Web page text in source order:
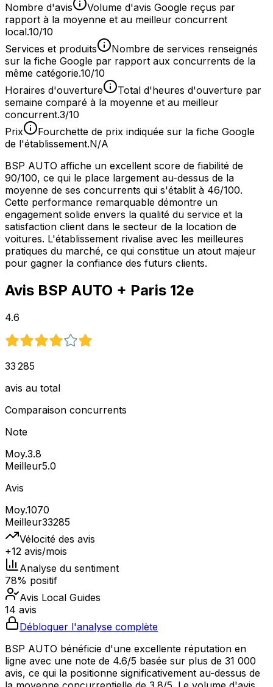
Nombre d'avis
Volume d'avis Google reçus par
rapport à la moyenne et au meilleur concurrent
local.10/10
Services et produits
Nombre de services renseignés
sur la fiche Google par rapport aux concurrents de la
même catégorie.10/10
Horaires d'ouverture
Total d'heures d'ouverture par
semaine comparé à la moyenne et au meilleur
concurrent.3/10
Prix
Fourchette de prix indiquée sur la fiche Google
de l'établissement.N/A
BSP AUTO affiche un excellent score de fiabilité de
90/100, ce qui le place largement au-dessus de la
moyenne de ses concurrents qui s'établit à 46/100.
Cette performance remarquable démontre un
engagement solide envers la qualité du service et la
satisfaction client dans le secteur de la location de
voitures. L'établissement rivalise avec les meilleures
pratiques du marché, ce qui constitue un atout majeur
pour gagner la confiance des futurs clients.
Avis BSP AUTO + Paris 12e
4.6
33 285
avis au total
Comparaison concurrents
Note
Moy.3.8
Meilleur5.0
Avis
Moy.1070
Meilleur33285
Vélocité des avis
+12 avis/mois
Analyse du sentiment
78% positif
Avis Local Guides
14 avis
Débloquer l'analyse complète
BSP AUTO bénéficie d'une excellente réputation en
ligne avec une note de 4.6/5 basée sur plus de 31 000
avis, ce qui la positionne significativement au-dessus de